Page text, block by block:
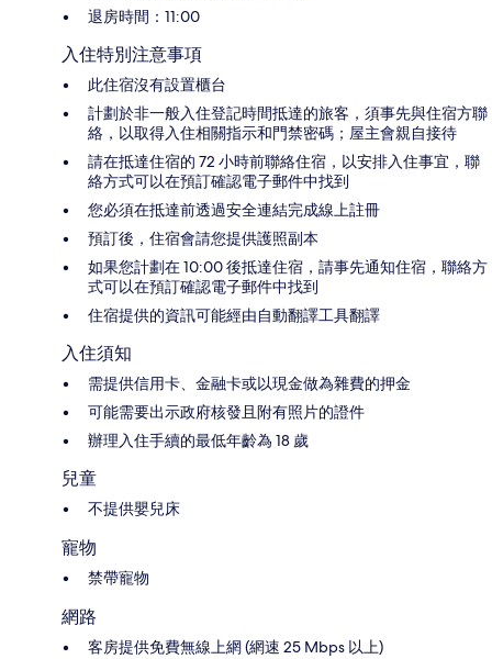
退房時間：11:00
入住特別注意事項
此住宿沒有設置櫃台
計劃於非一般入住登記時間抵達的旅客，須事先與住宿方聯
絡，以取得入住相關指示和門禁密碼；屋主會親自接待
請在抵達住宿的 72 小時前聯絡住宿，以安排入住事宜，聯
絡方式可以在預訂確認電子郵件中找到
您必須在抵達前透過安全連結完成線上註冊
預訂後，住宿會請您提供護照副本
如果您計劃在 10:00 後抵達住宿，請事先通知住宿，聯絡方
式可以在預訂確認電子郵件中找到
住宿提供的資訊可能經由自動翻譯工具翻譯
入住須知
需提供信用卡、金融卡或以現金做為雜費的押金
可能需要出示政府核發且附有照片的證件
辦理入住手續的最低年齡為 18 歲
兒童
不提供嬰兒床
寵物
禁帶寵物
網路
客房提供免費無線上網 (網速 25 Mbps 以上)